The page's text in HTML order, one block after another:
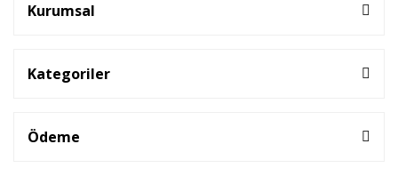
Kurumsal
Kategoriler
Ödeme